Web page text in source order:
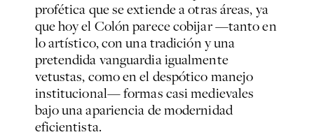
profética que se extiende a otras áreas, ya
que hoy el Colón parece cobijar —tanto en
lo artístico, con una tradición y una
pretendida vanguardia igualmente
vetustas, como en el despótico manejo
institucional— formas casi medievales
bajo una apariencia de modernidad
eficientista.